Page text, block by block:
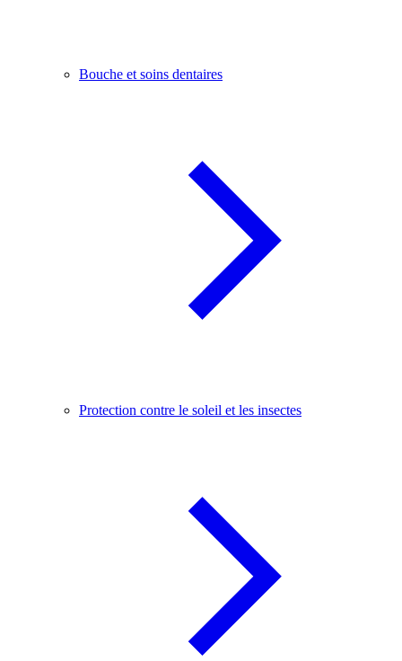
Bouche et soins dentaires
Protection contre le soleil et les insectes